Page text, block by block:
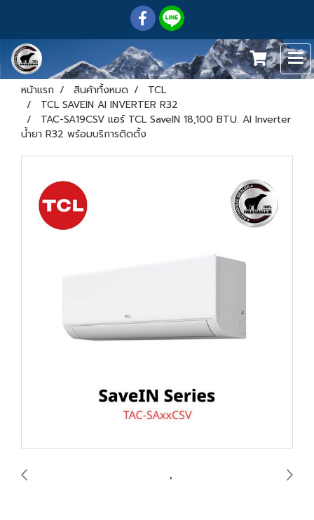
หน้าแรก สินค้าทั้งหมด
TCL
TCL SAVEIN AI INVERTER R32
TAC-SA19CSV แอร์ TCL SaveIN 18,100 BTU. AI Inverter
น้ำยา R32 พร้อมบริการติดตั้ง